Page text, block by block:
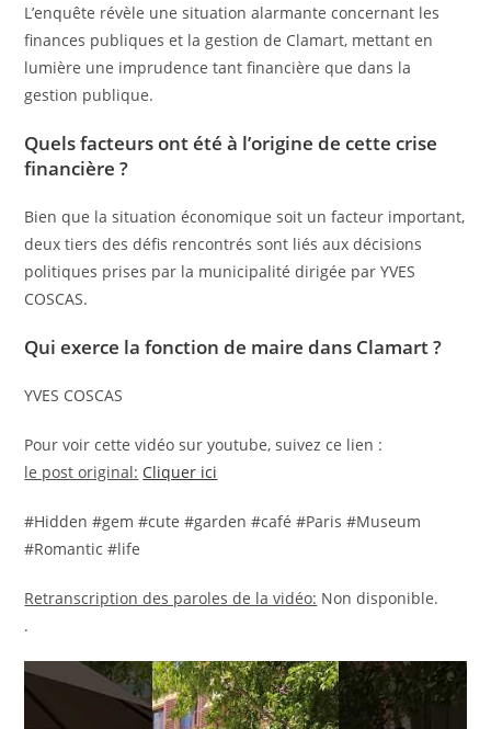
L’enquête révèle une situation alarmante concernant les
finances publiques et la gestion de Clamart, mettant en
lumière une imprudence tant financière que dans la
gestion publique.
Quels facteurs ont été à l’origine de cette crise
financière ?
Bien que la situation économique soit un facteur important,
deux tiers des défis rencontrés sont liés aux décisions
politiques prises par la municipalité dirigée par YVES
COSCAS.
Qui exerce la fonction de maire dans Clamart ?
YVES COSCAS
Pour voir cette vidéo sur youtube, suivez ce lien :
le post original: Cliquer ici
#Hidden #gem #cute #garden #café #Paris #Museum
#Romantic #life
Retranscription des paroles de la vidéo: Non disponible.
.